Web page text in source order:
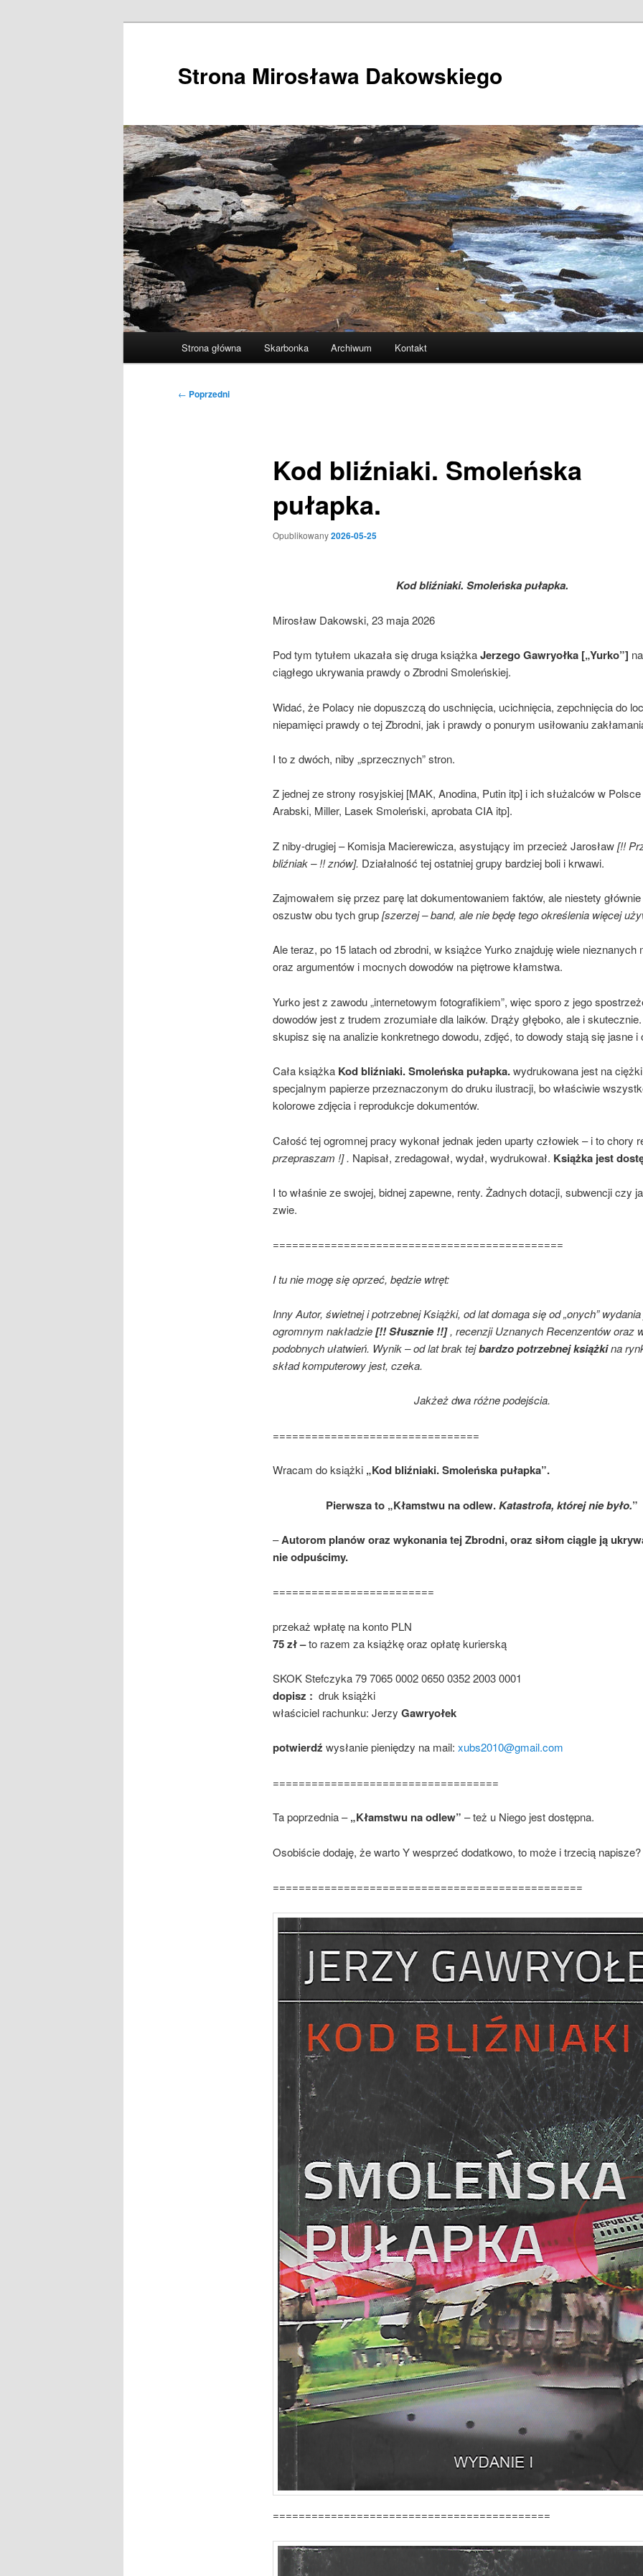
Strona Mirosława Dakowskiego
Strona główna Skarbonka Archiwum Kontakt
Nawigacja
← Poprzedni
Kod bliźniaki. Smoleńska
pułapka.
Opublikowany2026-05-25
Kod bliźniaki. Smoleńska pułapka.
Mirosław Dakowski, 23 maja 2026
Pod tym tytułem ukazała się druga książkaJerzego Gawryołka [„Yurko”]
ciągłego ukrywania prawdy o Zbrodni Smoleńskiej.
Widać, że Polacy nie dopuszczą do uschnięcia, ucichnięcia, zepchnięcia do
niepamięci prawdy o tej Zbrodni, jak i prawdy o ponurym usiłowaniu
I to z dwóch, niby „sprzecznych” stron.
Z jednej ze strony rosyjskiej [MAK, Anodina, Putin itp] i ich służalców w
Arabski, Miller, Lasek Smoleński, aprobata CIA itp].
Z niby-drugiej – Komisja Macierewicza, asystujący im przecież Jarosław[!!
bliźniak – !!znów]. Działalność tej ostatniej grupy bardziej boli i krwawi.
Zajmowałem się przez parę lat dokumentowaniem faktów, ale niestety
oszustw obu tych grup[szerzej – band, ale nie będę tego określenia więcej
Ale teraz, po 15 latach od zbrodni, w książce Yurko znajduję wiele nieznanych
oraz argumentów i mocnych dowodów na piętrowe kłamstwa.
Yurko jest z zawodu „internetowym fotografikiem”, więc sporo z jego
dowodów jest z trudem zrozumiałe dla laików. Drąży głęboko, ale i
skupisz się na analizie konkretnego dowodu, zdjęć, to dowody stają się jasne i
Cała książka Kod bliźniaki. Smoleńska pułapka.wydrukowana jest na
specjalnym papierze przeznaczonym do druku ilustracji, bo właściwie
kolorowe zdjęcia i reprodukcje dokumentów.
Całość tej ogromnej pracy wykonał jednak jeden uparty człowiek – i to chory
przepraszam !] . Napisał, zredagował, wydał, wydrukował. Książka jest
I to właśnie ze swojej, bidnej zapewne, renty. Żadnych dotacji, subwencji czy
zwie.
=============================================
I tu nie mogę się oprzeć, będzie wtręt:
Inny Autor, świetnej i potrzebnej Książki, od lat domaga się od „onych”
ogromnym nakładzie[!! Słusznie !!], recenzji Uznanych Recenzentów oraz
podobnych ułatwień. Wynik – od lat brak tejbardzo potrzebnej książkina
skład komputerowy jest, czeka.
Jakżeż dwa różne podejścia.
================================
Wracam do książki„Kod bliźniaki. Smoleńska pułapka”.
Pierwsza to „Kłamstwu na odlew.Katastrofa, której nie było.”
–Autorom planów oraz wykonania tej Zbrodni, oraz siłom ciągle ją
nie odpuścimy.
=========================
przekaż wpłatę na konto PLN
75 zł –to razem za książkę oraz opłatę kurierską
SKOK Stefczyka 79 7065 0002 0650 0352 2003 0001
dopisz : druk książki
właściciel rachunku: Jerzy Gawryołek
potwierdź wysłanie pieniędzy na mail: xubs2010@gmail.com
===================================
Ta poprzednia –„Kłamstwu na odlew” – też u Niego jest dostępna.
Osobiście dodaję, że warto Y wesprzeć dodatkowo, to może i trzecią napisze?
================================================
===========================================